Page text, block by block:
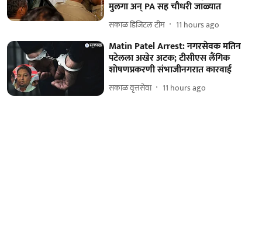
मुलगा अन् PA सह चौधरी जाळ्यात
सकाळ डिजिटल टीम 11 hours ago
Matin Patel Arrest: नगरसेवक मतिन
पटेलला अखेर अटक; टीसीएस लैंगिक
शोषणप्रकरणी संभाजीनगरात कारवाई
सकाळ वृत्तसेवा 11 hours ago